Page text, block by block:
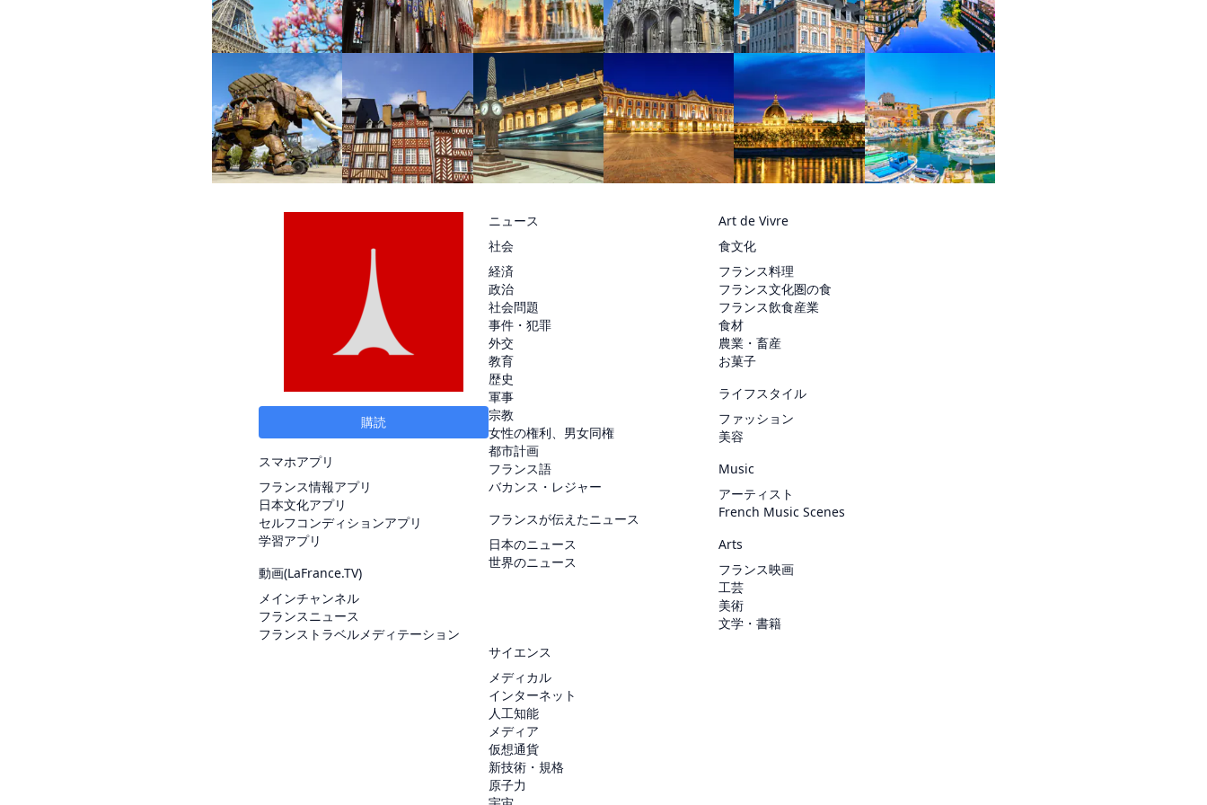
購読
スマホアプリ
フランス情報アプリ
日本文化アプリ
セルフコンディションアプリ
学習アプリ
動画(LaFrance.TV)
メインチャンネル
フランスニュース
フランストラベルメディテーション
ニュース
社会
経済
政治
社会問題
事件・犯罪
外交
教育
歴史
軍事
宗教
女性の権利、男女同権
都市計画
フランス語
バカンス・レジャー
フランスが伝えたニュース
日本のニュース
世界のニュース
Art de Vivre
食文化
フランス料理
フランス文化圏の食
フランス飲食産業
食材
農業・畜産
お菓子
ライフスタイル
ファッション
美容
Music
アーティスト
French Music Scenes
Arts
フランス映画
工芸
美術
文学・書籍
サイエンス
メディカル
インターネット
人工知能
メディア
仮想通貨
新技術・規格
原子力